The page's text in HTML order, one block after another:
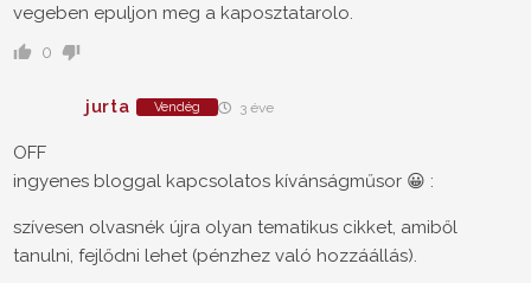
vegeben epuljon meg a kaposztatarolo.
0
jurta Vendég 3 éve
OFF
ingyenes bloggal kapcsolatos kívánságműsor 😀 :
szívesen olvasnék újra olyan tematikus cikket, amiből
tanulni, fejlődni lehet (pénzhez való hozzáállás).